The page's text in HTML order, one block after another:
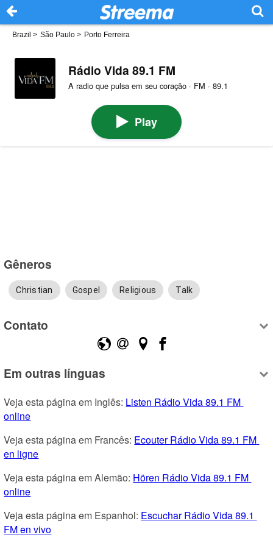
Brazil > São Paulo > Porto Ferreira
Rádio Vida 89.1 FM
A radio que pulsa em seu coração · FM · 89.1
Play
Gêneros
Christian Gospel Religious Talk
Contato
Em outras línguas
Veja esta página em Inglês: Listen Rádio Vida 89.1 FM
online
Veja esta página em Francês: Ecouter Rádio Vida 89.1 FM
en ligne
Veja esta página em Alemão: Hören Rádio Vida 89.1 FM
online
Veja esta página em Espanhol: Escuchar Rádio Vida 89.1
FM en vivo